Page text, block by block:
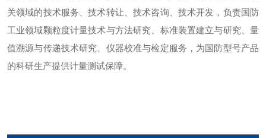
关领域的技术服务、技术转让、技术咨询、技术开发，负责国防
工业领域颗粒度计量技术与方法研究、标准装置建立与研究、量
值溯源与传递技术研究、仪器校准与检定服务，为国防型号产品
的科研生产提供计量测试保障。